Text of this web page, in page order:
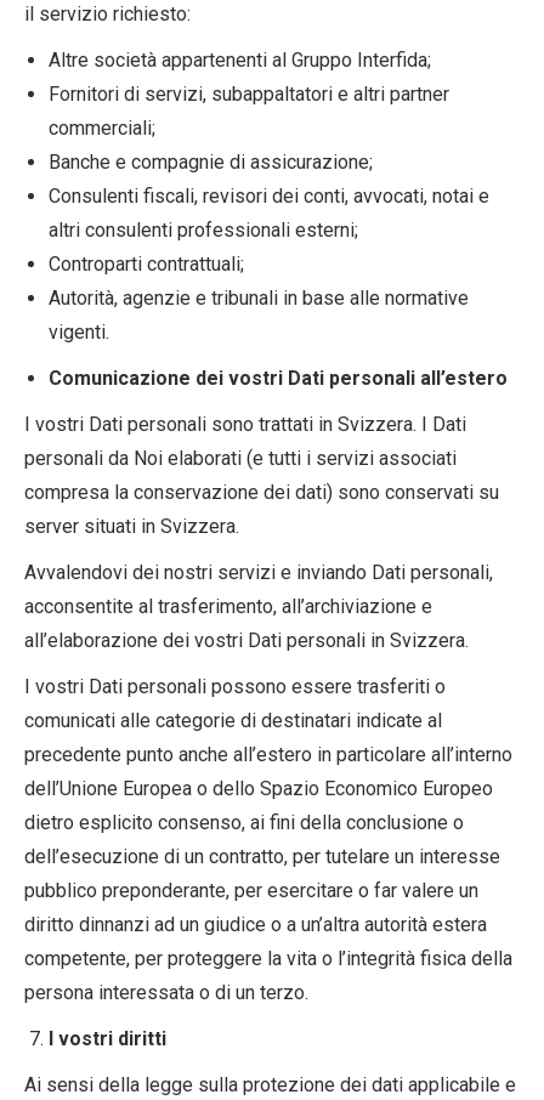
il servizio richiesto:
Altre società appartenenti al Gruppo Interfida;
Fornitori di servizi, subappaltatori e altri partner
commerciali;
Banche e compagnie di assicurazione;
Consulenti fiscali, revisori dei conti, avvocati, notai e
altri consulenti professionali esterni;
Controparti contrattuali;
Autorità, agenzie e tribunali in base alle normative
vigenti.
Comunicazione dei vostri Dati personali all’estero
I vostri Dati personali sono trattati in Svizzera. I Dati
personali da Noi elaborati (e tutti i servizi associati
compresa la conservazione dei dati) sono conservati su
server situati in Svizzera.
Avvalendovi dei nostri servizi e inviando Dati personali,
acconsentite al trasferimento, all’archiviazione e
all’elaborazione dei vostri Dati personali in Svizzera.
I vostri Dati personali possono essere trasferiti o
comunicati alle categorie di destinatari indicate al
precedente punto anche all’estero in particolare all’interno
dell’Unione Europea o dello Spazio Economico Europeo
dietro esplicito consenso, ai fini della conclusione o
dell’esecuzione di un contratto, per tutelare un interesse
pubblico preponderante, per esercitare o far valere un
diritto dinnanzi ad un giudice o a un’altra autorità estera
competente, per proteggere la vita o l’integrità fisica della
persona interessata o di un terzo.
I vostri diritti
Ai sensi della legge sulla protezione dei dati applicabile e